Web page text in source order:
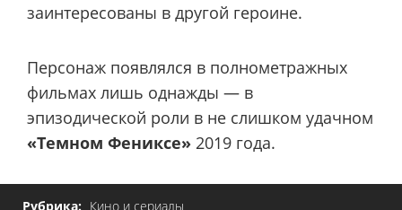
заинтересованы в другой героине.
Персонаж появлялся в полнометражных
фильмах лишь однажды — в
эпизодической роли в не слишком удачном
«Темном Фениксе» 2019 года.
Рубрика: Кино и сериалы